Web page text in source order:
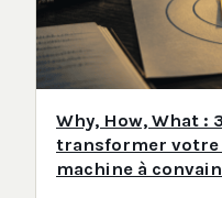
Why, How, What :
transformer
machine à